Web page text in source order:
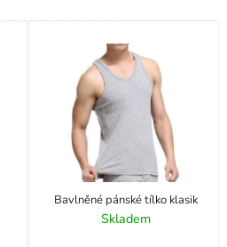
Bavlněné pánské tílko klasik
Skladem